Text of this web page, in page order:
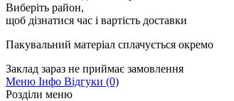
Виберіть район,
щоб дізнатися час і вартість доставки
Пакувальний матеріал сплачується окремо
Заклад зараз не приймає замовлення
Меню Інфо Відгуки (0)
Розділи меню